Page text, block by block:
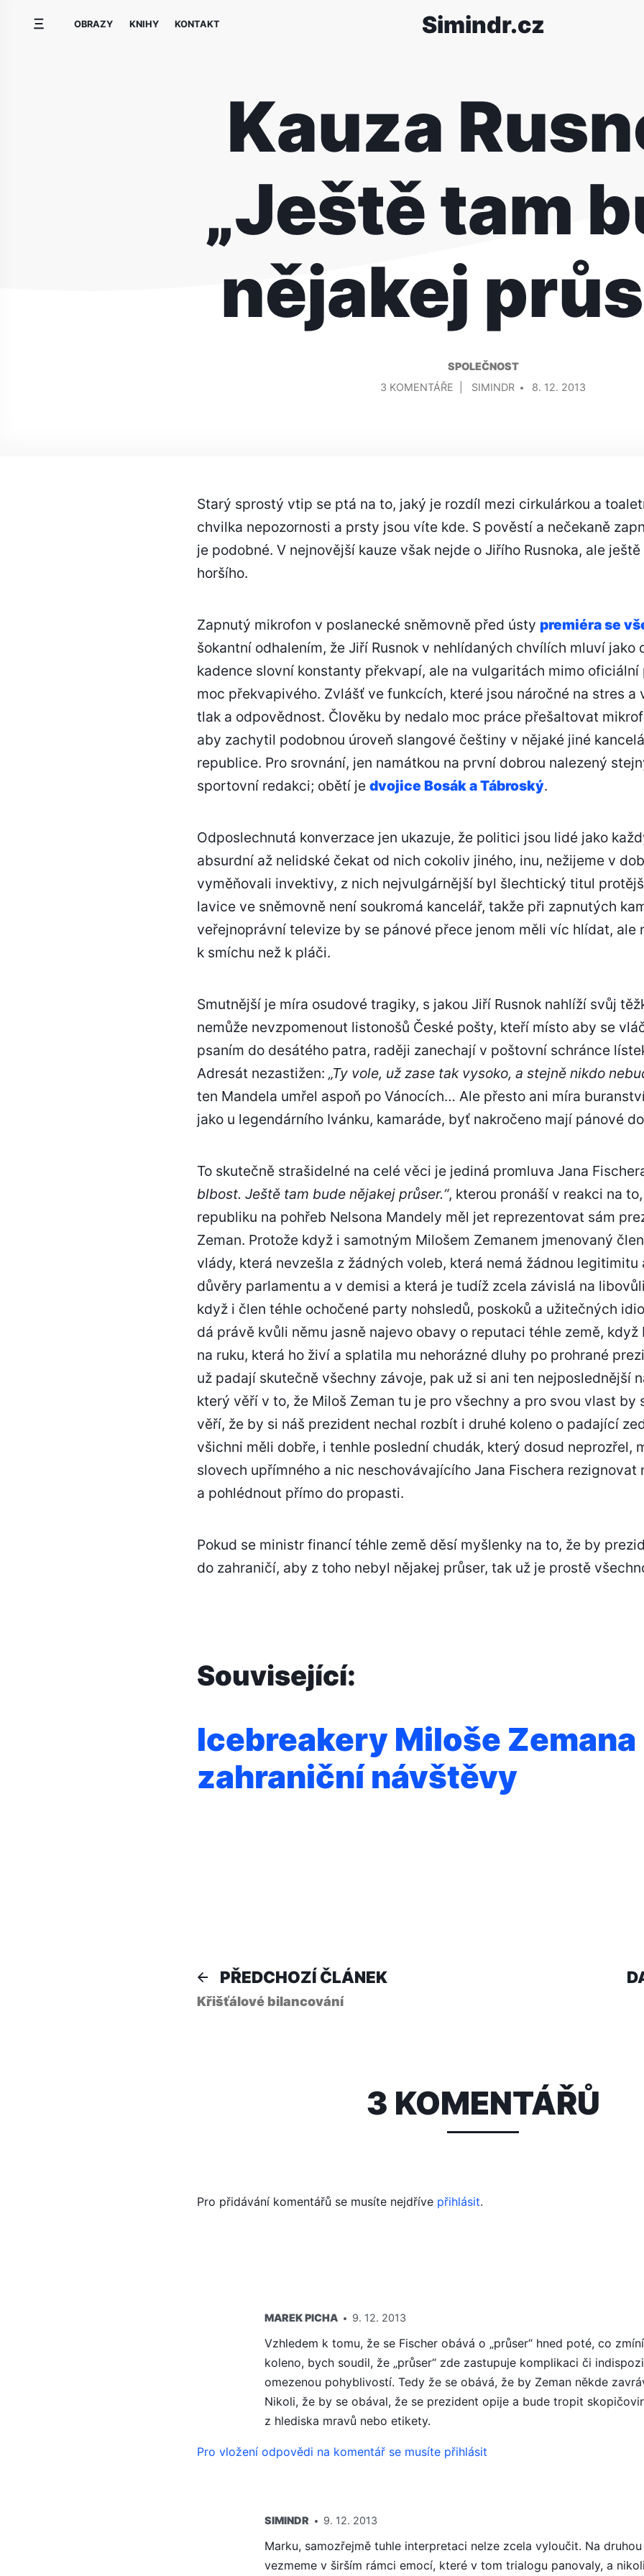
OBRAZY KNIHY KONTAKT Simindr.cz
Kauza
„Ještě tam
nějakej
SPOLEČNOST
3 KOMENTÁŘE
TAM
BUDE
NĚJAKEJ
PRŮSER“
PŘIDAL/A
SIMINDR 8. 12. 2013
Starý sprostý vtip se ptá na to, jaký je rozdíl mezi cirkulárkou a
chvilka nepozornosti a prsty jsou víte kde. S pověstí a nečekaně
je podobné. V nejnovější kauze však nejde o Jiřího Rusnoka, ale
horšího.
Zapnutý mikrofon v poslanecké sněmovně před ústy premiéra se
šokantní odhalením, že Jiří Rusnok v nehlídaných chvílích mluví jako
kadence slovní konstanty překvapí, ale na vulgaritách mimo oficiální
moc překvapivého. Zvlášť ve funkcích, které jsou náročné na stres
tlak a odpovědnost. Člověku by nedalo moc práce přešaltovat
aby zachytil podobnou úroveň slangové češtiny v nějaké jiné
republice. Pro srovnání, jen namátkou na první dobrou nalezený
sportovní redakci; obětí je dvojice Bosák a Tábroský.
Odposlechnutá konverzace jen ukazuje, že politici jsou lidé jako
absurdní až nelidské čekat od nich cokoliv jiného, inu, nežijeme v
vyměňovali invektivy, z nich nejvulgárnější byl šlechtický titul
lavice ve sněmovně není soukromá kancelář, takže při zapnutých
veřejnoprávní televize by se pánové přece jenom měli víc hlídat, ale
k smíchu než k pláči.
Smutnější je míra osudové tragiky, s jakou Jiří Rusnok nahlíží svůj
nemůže nevzpomenout listonošů České pošty, kteří místo aby se
psaním do desátého patra, raději zanechají v poštovní schránce
Adresát nezastižen: „Ty vole, už zase tak vysoko, a stejně nikdo
ten Mandela umřel aspoň po Vánocích… Ale přesto ani míra
jako u legendárního Ivánku, kamaráde, byť nakročeno mají pánové
To skutečně strašidelné na celé věci je jediná promluva Jana
blbost. Ještě tam bude nějakej průser.“, kterou pronáší v reakci na
republiku na pohřeb Nelsona Mandely měl jet reprezentovat sám
Zeman. Protože když i samotným Milošem Zemanem jmenovaný
vlády, která nevzešla z žádných voleb, která nemá žádnou legitimitu
důvěry parlamentu a v demisi a která je tudíž zcela závislá na
když i člen téhle ochočené party nohsledů, poskoků a užitečných
dá právě kvůli němu jasně najevo obavy o reputaci téhle země,
na ruku, která ho živí a splatila mu nehorázné dluhy po prohrané
už padají skutečně všechny závoje, pak už si ani ten nejposlednější
který věří v to, že Miloš Zeman tu je pro všechny a pro svou vlast by
věří, že by si náš prezident nechal rozbít i druhé koleno o padající
všichni měli dobře, i tenhle poslední chudák, který dosud neprozřel,
slovech upřímného a nic neschovávajícího Jana Fischera rezignovat
a pohlédnout přímo do propasti.
Pokud se ministr financí téhle země děsí myšlenky na to, že by
do zahraničí, aby z toho nebyl nějakej průser, tak už je prostě
Související:
Icebreakery Miloše Zemana
zahraniční návštěvy
Navigace
pro
PŘEDCHOZÍ ČLÁNEKPředchozí
Křišťálové bilancování
3 KOMENTÁŘŮ
Pro přidávání komentářů se musíte nejdříve přihlásit.
MAREK PICHA 9. 12. 2013
Vzhledem k tomu, že se Fischer obává o „průser“ hned poté, co
koleno, bych soudil, že „průser“ zde zastupuje komplikaci či
omezenou pohyblivostí. Tedy že se obává, že by Zeman někde
Nikoli, že by se obával, že se prezident opije a bude tropit
z hlediska mravů nebo etikety.
Pro vložení odpovědi na komentář se musíte přihlásit
SIMINDR 9. 12. 2013
Marku, samozřejmě tuhle interpretaci nelze zcela vyloučit. Na
vezmeme v širším rámci emocí, které v tom trialogu panovaly, a